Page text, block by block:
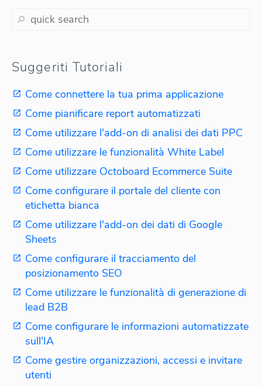
Suggeriti Tutoriali
Come connettere la tua prima applicazione
Come pianificare report automatizzati
Come utilizzare l'add-on di analisi dei dati PPC
Come utilizzare le funzionalità White Label
Come utilizzare Octoboard Ecommerce Suite
Come configurare il portale del cliente con
etichetta bianca
Come utilizzare l'add-on dei dati di Google
Sheets
Come configurare il tracciamento del
posizionamento SEO
Come utilizzare le funzionalità di generazione di
lead B2B
Come configurare le informazioni automatizzate
sull'IA
Come gestire organizzazioni, accessi e invitare
utenti